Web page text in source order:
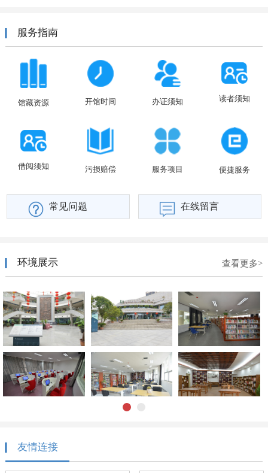
查看详细 >
服务指南
馆藏资源 开馆时间 办证须知 读者须知
借阅须知 污损赔偿 服务项目 便捷服务
常见问题 在线留言
环境展示 查看更多>
友情连接